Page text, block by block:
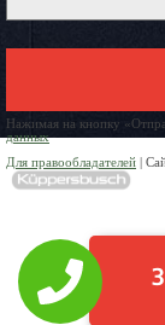
Нажимая на кнопку
данных
Для правообладателей |